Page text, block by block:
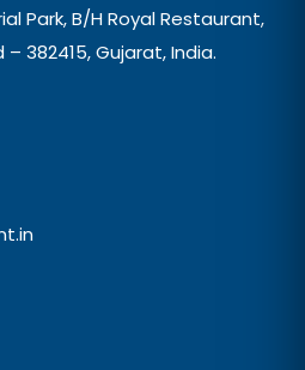
Park, B/H Royal Restaurant,
382415, Gujarat, India.